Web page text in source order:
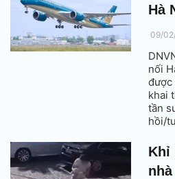
Hà
09/
nối
được
khai
tần
hồi/
tiếp
Khỉ